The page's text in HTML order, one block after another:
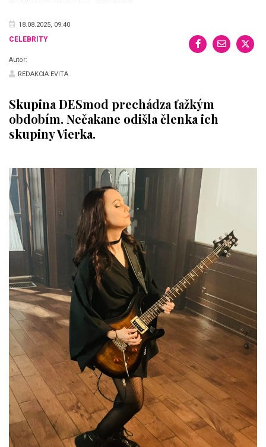
18.08.2025, 09:40
CELEBRITY
Autor:
REDAKCIA EVITA
Skupina DESmod prechádza ťažkým
obdobím. Nečakane odišla členka ich
skupiny Vierka.